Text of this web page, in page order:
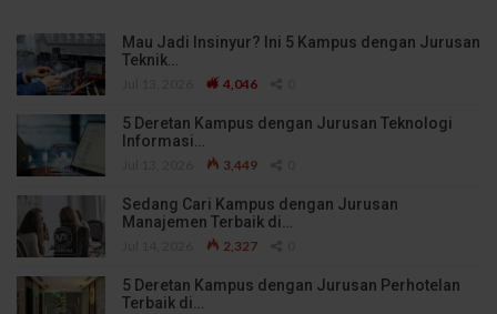
Mau Jadi Insinyur? Ini 5 Kampus dengan Jurusan
Teknik…
4,046
5 Deretan Kampus dengan Jurusan Teknologi
Informasi…
3,449
Sedang Cari Kampus dengan Jurusan
Manajemen Terbaik di…
2,327
5 Deretan Kampus dengan Jurusan Perhotelan
Terbaik di…